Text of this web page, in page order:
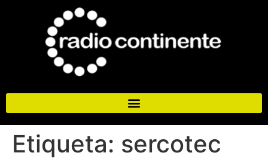
Etiqueta: sercotec